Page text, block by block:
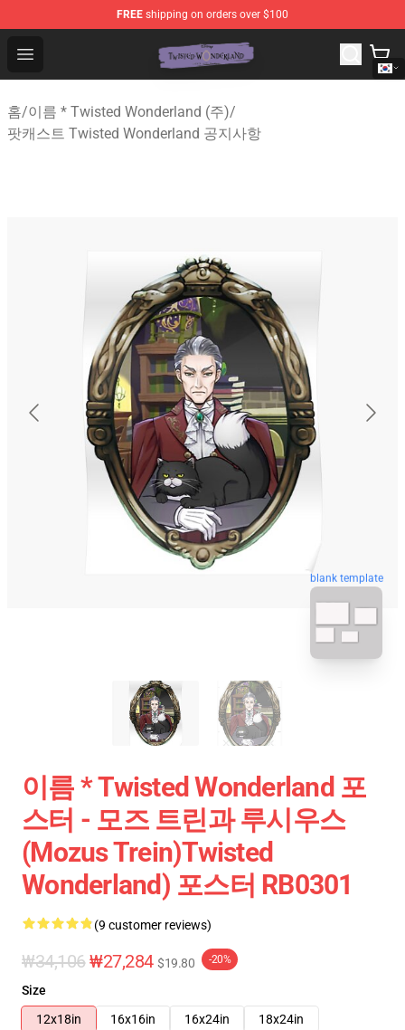
FREE shipping on orders over $100
Open menu
Twisted Wonderland Store - Official Twisted
홈/이름 * Twisted Wonderland (주)/
팟캐스트 Twisted Wonderland 공지사항
blank template
이름 * Twisted Wonderland 포
스터 - 모즈 트린과 루시우스
(Mozus Trein)Twisted
Wonderland) 포스터 RB0301
(9 customer reviews)
₩34,106₩27,284 $19.80 -20%
Size
12x18in
16x16in 16x24in 18x24in